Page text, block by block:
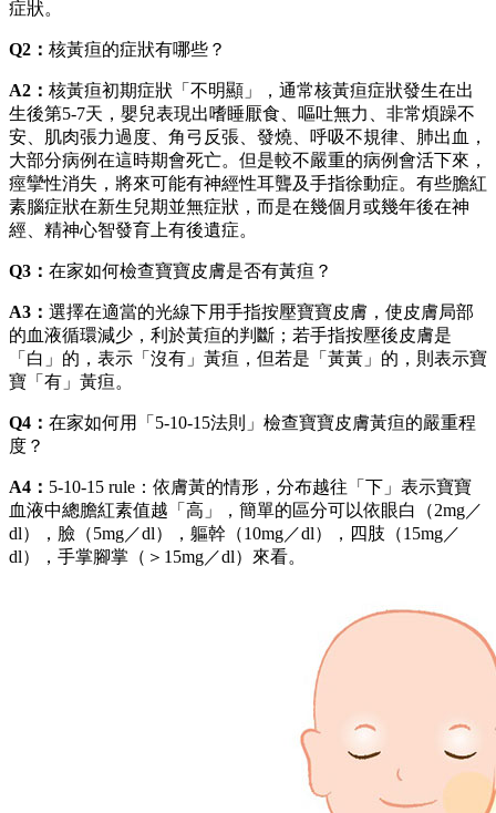
症狀。
Q2： 核黃疸的症狀有哪些？
A2： 核黃疸初期症狀「不明顯」，通常核黃疸症狀發生在出
生後第5-7天，嬰兒表現出嗜睡厭食、嘔吐無力、非常煩躁不
安、肌肉張力過度、角弓反張、發燒、呼吸不規律、肺出血，
大部分病例在這時期會死亡。但是較不嚴重的病例會活下來，
痙攣性消失，將來可能有神經性耳聾及手指徐動症。有些膽紅
素腦症狀在新生兒期並無症狀，而是在幾個月或幾年後在神
經、精神心智發育上有後遺症。
Q3： 在家如何檢查寶寶皮膚是否有黃疸？
A3： 選擇在適當的光線下用手指按壓寶寶皮膚，使皮膚局部
的血液循環減少，利於黃疸的判斷；若手指按壓後皮膚是
「白」的，表示「沒有」黃疸，但若是「黃黃」的，則表示寶
寶「有」黃疸。
Q4： 在家如何用「5-10-15法則」檢查寶寶皮膚黃疸的嚴重程
度？
A4： 5-10-15 rule：依膚黃的情形，分布越往「下」表示寶寶
血液中總膽紅素值越「高」，簡單的區分可以依眼白（2mg／
dl），臉（5mg／dl），軀幹（10mg／dl），四肢（15mg／
dl），手掌腳掌（＞15mg／dl）來看。